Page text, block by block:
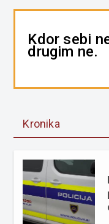
Kdor sebi
drugim ne.
Kronika